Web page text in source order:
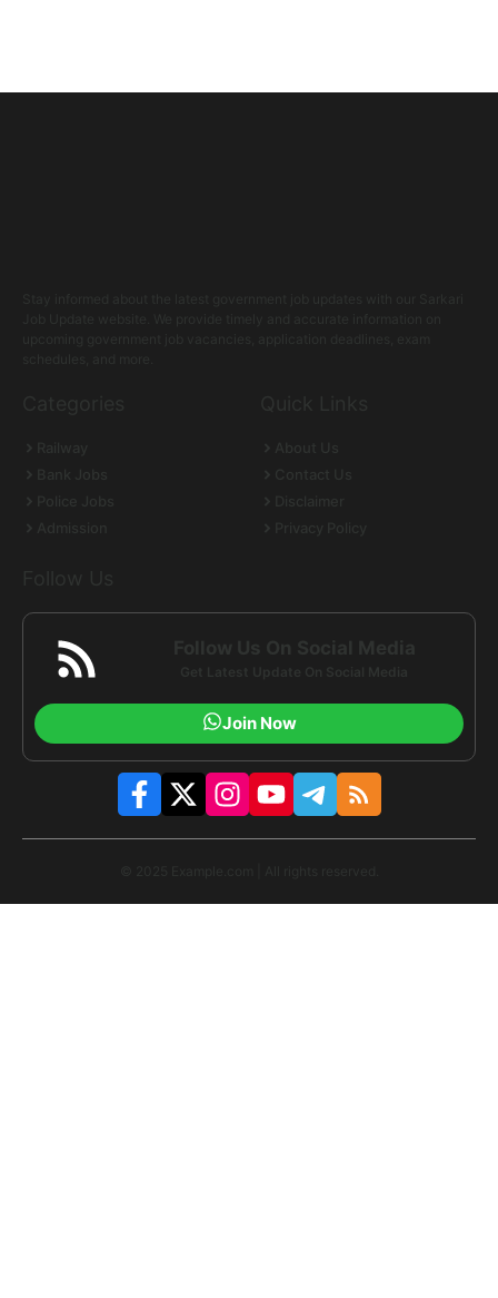
Join Now